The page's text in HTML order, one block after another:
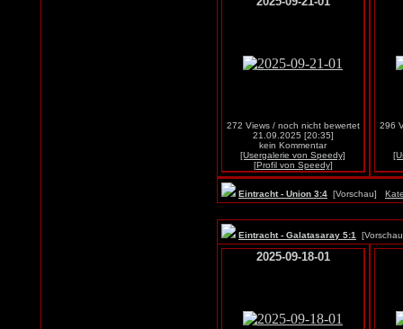
272 Views / noch nicht bewertet
21.09.2025 [20:35]
kein Kommentar
[Usergalerie von Speedy]
[Profil von Speedy]
296
Eintracht - Union 3:4 [Vorschau]
Eintracht - Galatasaray 5:1
2025-09-18-01